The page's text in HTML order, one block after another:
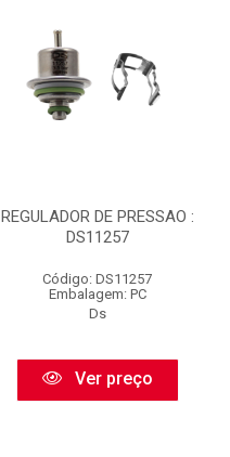
REGULADOR DE PRESSAO :
DS11257
Código: DS11257
Embalagem: PC
Ds
Ver preço